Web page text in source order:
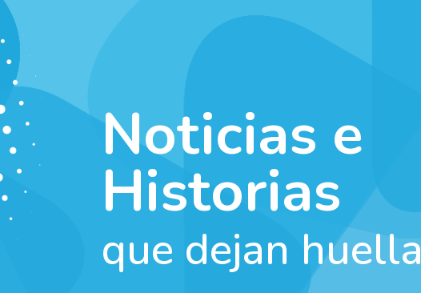
Noticias e
Historias
que dejan huella